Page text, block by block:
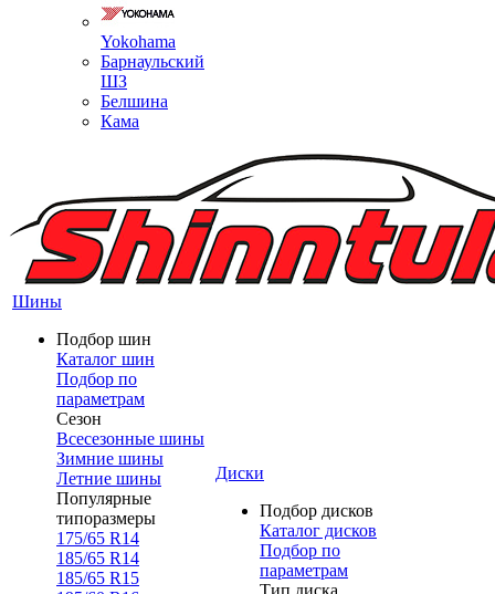
Yokohama
Барнаульский
ШЗ
Белшина
Кама
Шины
Подбор шин
Каталог шин
Подбор по
параметрам
Сезон
Всесезонные шины
Зимние шины
Летние шины
Популярные
типоразмеры
175/65 R14
185/65 R14
185/65 R15
Диски
Подбор дисков
Каталог дисков
Подбор по
параметрам
Тип диска